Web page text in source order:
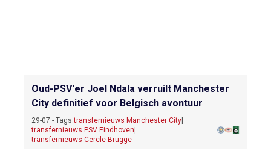
Oud-PSV'er Joel Ndala verruilt Manchester
City definitief voor Belgisch avontuur
29-07 - Tags:transfernieuws Manchester City
transfernieuws PSV Eindhoven
transfernieuws Cercle Brugge